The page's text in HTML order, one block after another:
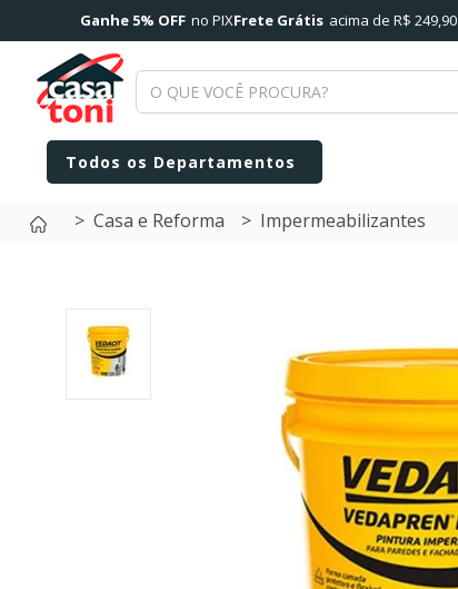
Ganhe 5% OFF no PIXFrete Grátis acima de R$ 249,90
Casa e Reforma Impermeabilizantes